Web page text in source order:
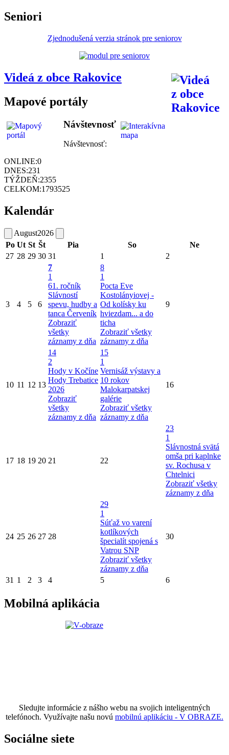
Seniori
Zjednodušená verzia stránok pre seniorov
Videá z obce Rakovice
Mapové portály
Návštevnosť
Návštevnosť:
ONLINE:0
DNES:231
TÝŽDEŇ:2355
CELKOM:1793525
Kalendár
August2026
Po Ut St Št Pia So
Ne
27 28 29 30 31 1 2
3 4 5 6
7
1
61. ročník
Slávností
spevu, hudby a
tanca Červeník
Zobraziť
všetky
záznamy z dňa
8
1
Pocta Eve
Kostolányiovej -
Od kolísky ku
hviezdam... a do
ticha
Zobraziť všetky
záznamy z dňa
9
10 11 12 13
14
2
Hody v Kočíne
Hody Trebatice
2026
Zobraziť
všetky
záznamy z dňa
15
1
Vernisáž výstavy a
10 rokov
Malokarpatskej
galérie
Zobraziť všetky
záznamy z dňa
16
17 18 19 20 21 22
23
1
Slávnostná svätá
omša pri kaplnke
sv. Rochusa v
Chtelnici
Zobraziť všetky
záznamy z dňa
24 25 26 27 28
29
1
Súťaž vo varení
kotlíkových
špecialít spojená s
Vatrou SNP
Zobraziť všetky
záznamy z dňa
30
31 1 2 3 4 5 6
Mobilná aplikácia
Sledujte informácie z nášho webu na svojich inteligentných
telefónoch. Využívajte našu novú mobilnú aplikáciu - V OBRAZE.
Sociálne siete